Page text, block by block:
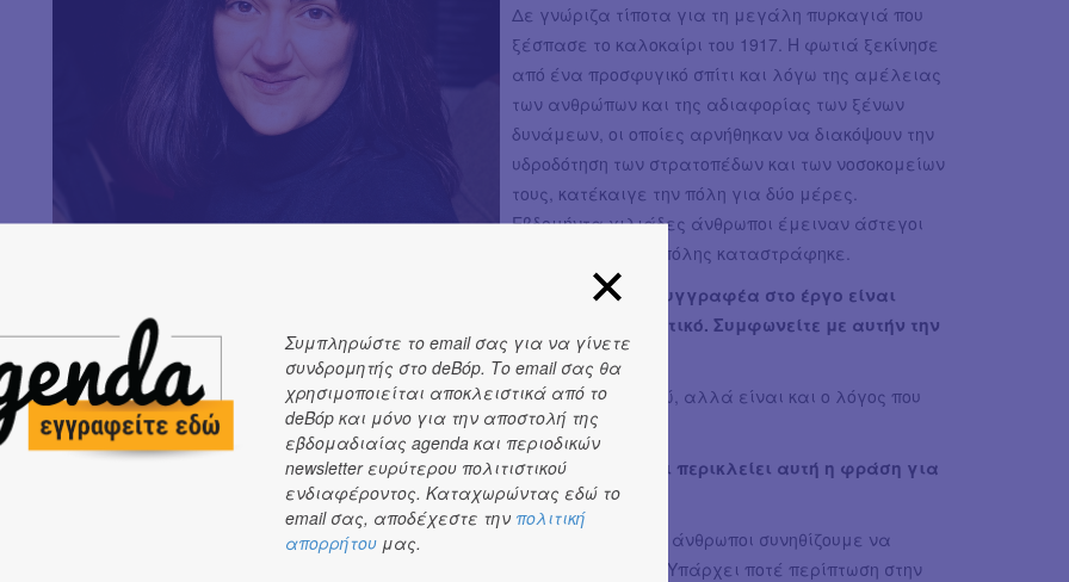
Δε γνώριζα τίποτα για τη μεγάλη πυρκαγιά που
ξέσπασε το καλοκαίρι του 1917. Η φωτιά ξεκίνησε
από ένα προσφυγικό σπίτι και λόγω της αμέλειας
των ανθρώπων και της αδιαφορίας των ξένων
δυνάμεων, οι οποίες αρνήθηκαν να διακόψουν την
υδροδότηση των στρατοπέδων και των νοσοκομείων
τους, κατέκαιγε την πόλη για δύο μέρες.
Εβδομήντα χιλιάδες άνθρωποι έμειναν άστεγοι
και το κέντρο της πόλης καταστράφηκε.
Το χιούμορ του συγγραφέα στο έργο είναι
αρκετά υπονομευτικό. Συμφωνείτε με αυτήν την
τοποθέτηση;
Όχι μόνο συμφωνώ, αλλά είναι και ο λόγος που
επέλεξα το έργο.
«Έξω χιονίζει». Τι περικλείει αυτή η φράση για
εσάς και πόσο σημαντική είναι για το έργο και την παράσταση;
Ας ξεκινήσουμε από το τι είναι το χιόνι. Είναι ένα φυσικό φαινόμενο. Οι άνθρωποι συνηθίζουμε να
σκεφτόμαστε και να λειτουργούμε ανθρωποκεντρικά, αυτοαναφορικά. Υπάρχει ποτέ περίπτωση στην
Συμπληρώστε το email σας για να γίνετε
συνδρομητής στο deBόp. Το email σας θα
χρησιμοποιείται αποκλειστικά από το
deBόp και μόνο για την αποστολή της
εβδομαδιαίας agenda και περιοδικών
newsletter ευρύτερου πολιτιστικού
ενδιαφέροντος. Καταχωρώντας εδώ το
email σας, αποδέχεστε την πολιτική
απορρήτου μας.